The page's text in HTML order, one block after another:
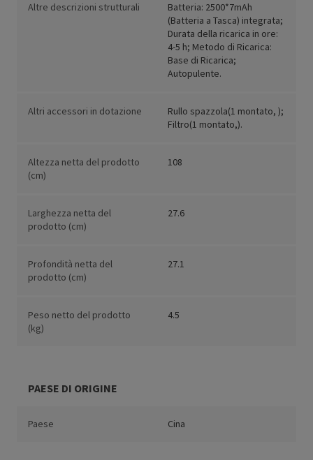
Altre descrizioni strutturali
Batteria: 2500*7mAh
(Batteria a Tasca) integrata;
Durata della ricarica in ore:
4-5 h; Metodo di Ricarica:
Base di Ricarica;
Autopulente.
Altri accessori in dotazione
Rullo spazzola(1 montato, );
Filtro(1 montato,).
Altezza netta del prodotto
(cm)
108
Larghezza netta del
prodotto (cm)
27.6
Profondità netta del
prodotto (cm)
27.1
Peso netto del prodotto
(kg)
4.5
PAESE DI ORIGINE
Paese Cina